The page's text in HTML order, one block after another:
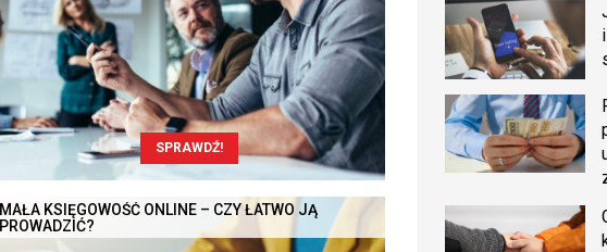
SPRAWDŹ!
MAŁA KSIĘGOWOŚĆ ONLINE – CZY ŁATWO JĄ
PROWADZIĆ?